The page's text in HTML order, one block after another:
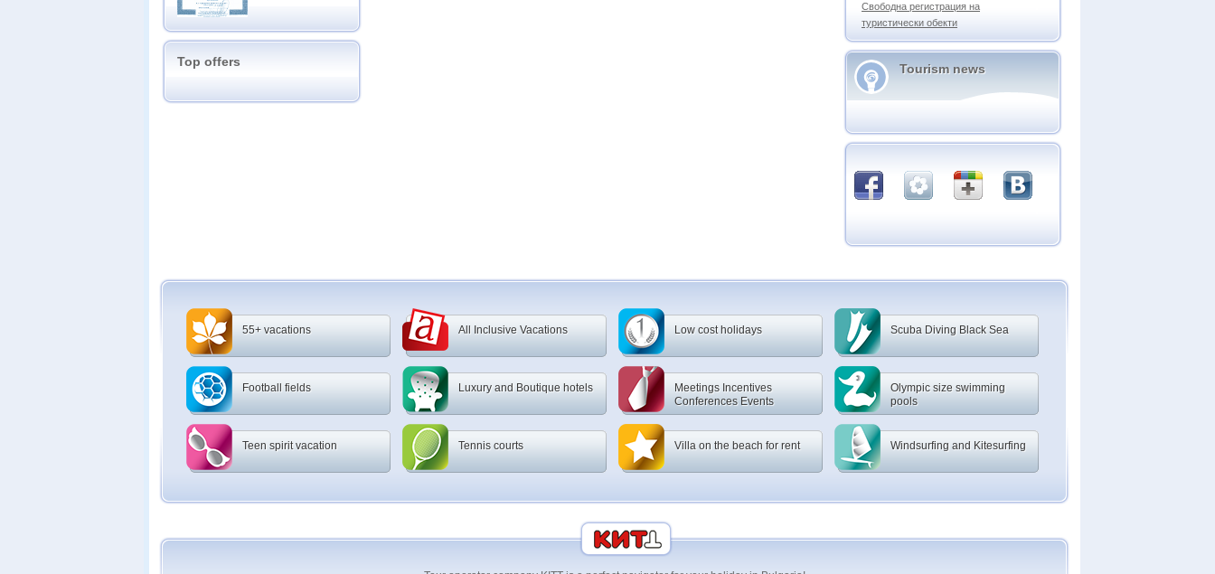
Top offers
Свободна регистрация на
туристически обекти
Tourism news
55+ vacations All Inclusive Vacations Low cost holidays Scuba Diving Black Sea
Football fields Luxury and Boutique hotels
Meetings Incentives
Conferences Events
Olympic size swimming
pools
Teen spirit vacation Tennis courts Villa on the beach for rent Windsurfing and Kitesurfing